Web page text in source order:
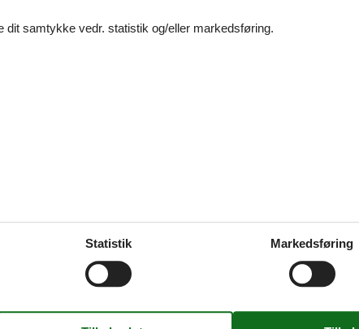
Seværdigheder for unge
streetart til vilde oplevelser og de bedste udsigter – Berlin har det
tage selfies med Taylor Swift og Harry Styles i Madame
Kayak og se byen fra vandet. I Berlin mødes historie, kreativitet og
samtykke vedr. statistik og/eller markedsføring.
Statistik Markedsføring